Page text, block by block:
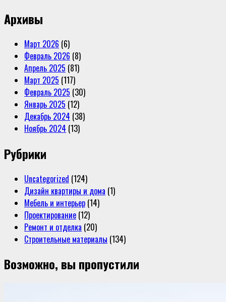
Архивы
Март 2026 (6)
Февраль 2026 (8)
Апрель 2025 (81)
Март 2025 (117)
Февраль 2025 (30)
Январь 2025 (12)
Декабрь 2024 (38)
Ноябрь 2024 (13)
Рубрики
Uncategorized (124)
Дизайн квартиры и дома (1)
Мебель и интерьер (14)
Проектирование (12)
Ремонт и отделка (20)
Строительные материалы (134)
Возможно, вы пропустили